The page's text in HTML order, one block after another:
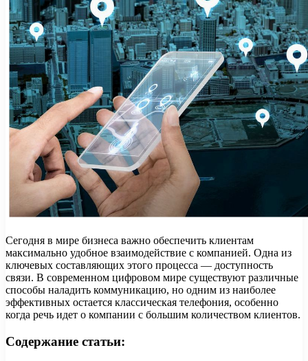
Сегодня в мире бизнеса важно обеспечить клиентам
максимально удобное взаимодействие с компанией. Одна из
ключевых составляющих этого процесса — доступность
связи. В современном цифровом мире существуют различные
способы наладить коммуникацию, но одним из наиболее
эффективных остается классическая телефония, особенно
когда речь идет о компании с большим количеством клиентов.
Содержание статьи: